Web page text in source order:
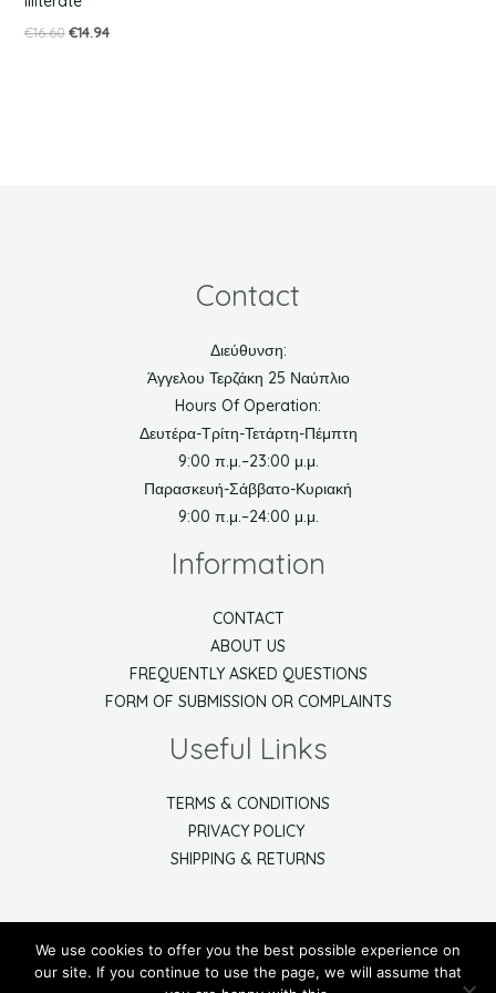
€16.60 €14.94
Contact
Διεύθυνση:
Άγγελου Τερζάκη 25 Ναύπλιο
Hours Of Operation:
Δευτέρα-Τρίτη-Τετάρτη-Πέμπτη
9:00 π.μ.–23:00 μ.μ.
Παρασκευή-Σάββατο-Κυριακή
9:00 π.μ.–24:00 μ.μ.
Information
CONTACT
ABOUT US
FREQUENTLY ASKED QUESTIONS
FORM OF SUBMISSION OR COMPLAINTS
Useful Links
TERMS & CONDITIONS
PRIVACY POLICY
SHIPPING & RETURNS
Watch the video help to use our online shop
We use cookies to offer you the best possible experience on
our site. If you continue to use the page, we will assume that